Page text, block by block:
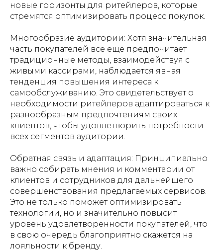
новые горизонты для ритейлеров, которые
стремятся оптимизировать процесс покупок.
Многообразие аудитории: Хотя значительная
часть покупателей всё ещё предпочитает
традиционные методы, взаимодействуя с
живыми кассирами, наблюдается явная
тенденция повышения интереса к
самообслуживанию. Это свидетельствует о
необходимости ритейлеров адаптироваться к
разнообразным предпочтениям своих
клиентов, чтобы удовлетворить потребности
всех сегментов аудитории.
Обратная связь и адаптация: Принципиально
важно собирать мнения и комментарии от
клиентов и сотрудников для дальнейшего
совершенствования предлагаемых сервисов.
Это не только поможет оптимизировать
технологии, но и значительно повысит
уровень удовлетворенности покупателей, что
в свою очередь благоприятно скажется на
лояльности к бренду.